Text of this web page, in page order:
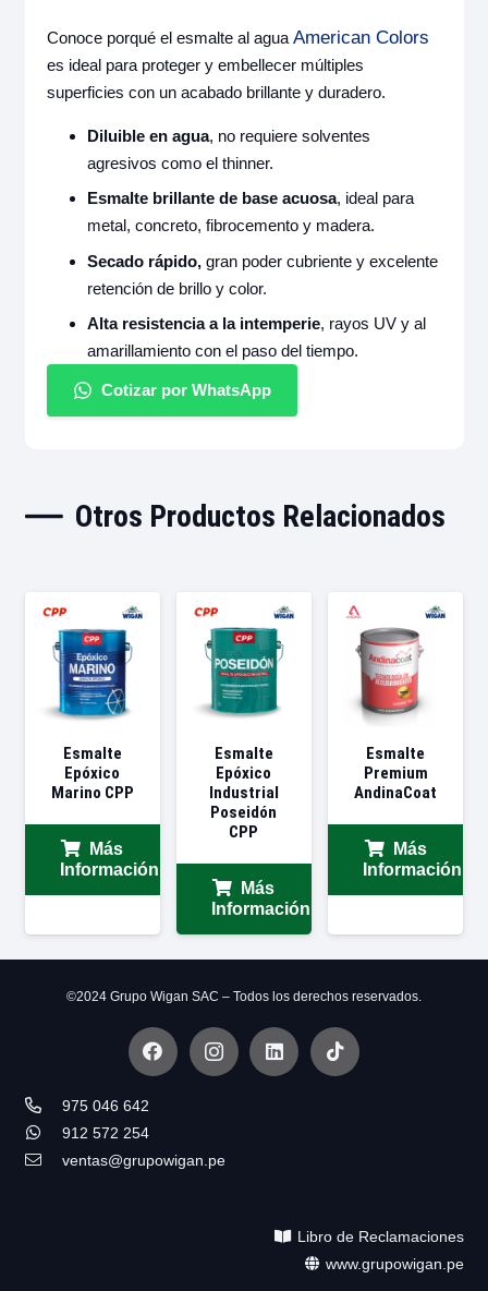
Conoce porqué el esmalte al agua American Colors
es ideal para proteger y embellecer múltiples
superficies con un acabado brillante y duradero.
Diluible en agua, no requiere solventes
agresivos como el thinner.
Esmalte brillante de base acuosa, ideal para
metal, concreto, fibrocemento y madera.
Secado rápido, gran poder cubriente y excelente
retención de brillo y color.
Alta resistencia a la intemperie, rayos UV y al
amarillamiento con el paso del tiempo.
Cotizar por WhatsApp
Otros Productos Relacionados
Esmalte
Epóxico
Marino CPP
Más
Información
Esmalte
Epóxico
Industrial
Poseidón
CPP
Más
Información
Esmalte
Premium
AndinaCoat
Más
Información
©2024 Grupo Wigan SAC – Todos los derechos reservados.
975 046 642
912 572 254
ventas@grupowigan.pe
Libro de Reclamaciones
www.grupowigan.pe